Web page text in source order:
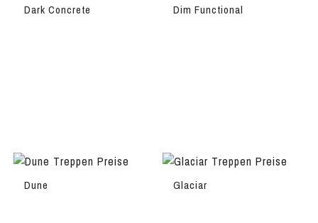
Dark Concrete Dim Functional
Dune Glaciar